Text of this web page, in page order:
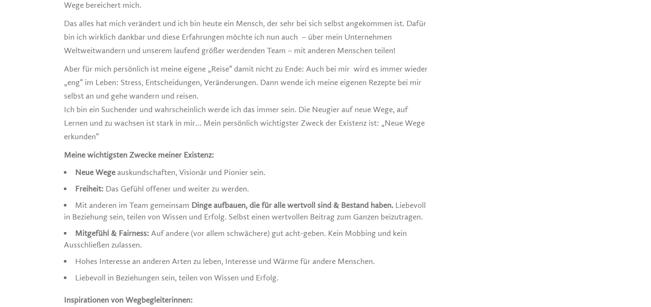
Wege bereichert mich.
Das alles hat mich verändert und ich bin heute ein Mensch, der sehr bei sich selbst angekommen ist. Dafür
bin ich wirklich dankbar und diese Erfahrungen möchte ich nun auch – über mein Unternehmen
Weltweitwandern und unserem laufend größer werdenden Team – mit anderen Menschen teilen!
Aber für mich persönlich ist meine eigene „Reise“ damit nicht zu Ende: Auch bei mir wird es immer wieder
„eng“ im Leben: Stress, Entscheidungen, Veränderungen. Dann wende ich meine eigenen Rezepte bei mir
selbst an und gehe wandern und reisen.
Ich bin ein Suchender und wahrscheinlich werde ich das immer sein. Die Neugier auf neue Wege, auf
Lernen und zu wachsen ist stark in mir… Mein persönlich wichtigster Zweck der Existenz ist: „Neue Wege
erkunden“
Meine wichtigsten Zwecke meiner Existenz:
Neue Wege auskundschaften, Visionär und Pionier sein.
Freiheit: Das Gefühl offener und weiter zu werden.
Mit anderen im Team gemeinsam Dinge aufbauen, die für alle wertvoll sind & Bestand haben. Liebevoll
in Beziehung sein, teilen von Wissen und Erfolg. Selbst einen wertvollen Beitrag zum Ganzen beizutragen.
Mitgefühl & Fairness: Auf andere (vor allem schwächere) gut acht-geben. Kein Mobbing und kein
Ausschließen zulassen.
Hohes Interesse an anderen Arten zu leben, Interesse und Wärme für andere Menschen.
Liebevoll in Beziehungen sein, teilen von Wissen und Erfolg.
Inspirationen von Wegbegleiterinnen: